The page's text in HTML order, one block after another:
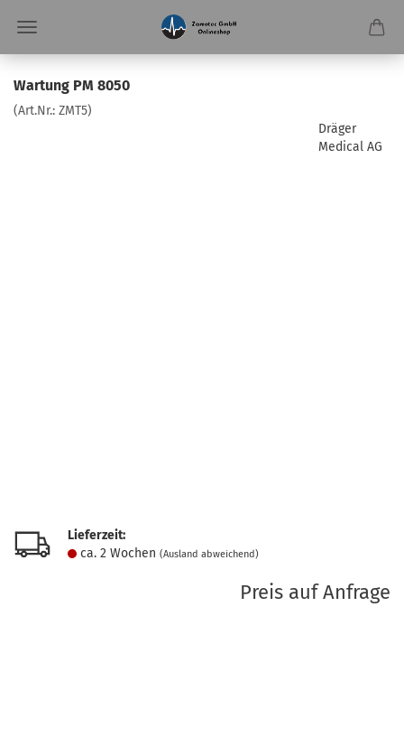
Wartung PM 8050
(Art.Nr.: ZMT5)
Dräger
Medical AG
Lieferzeit:
ca. 2 Wochen (Ausland abweichend)
Preis auf Anfrage